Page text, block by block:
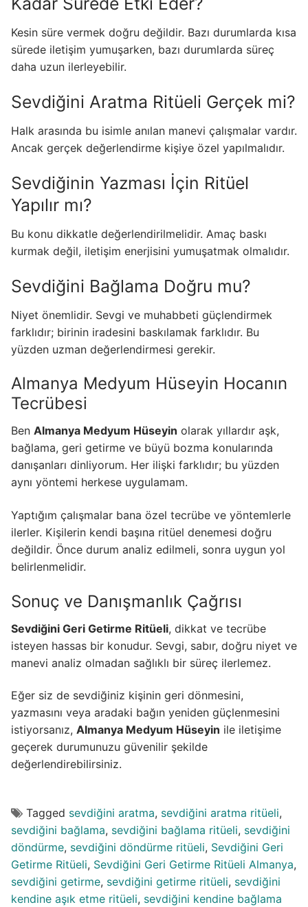
Kesin süre vermek doğru değildir. Bazı durumlarda kısa
sürede iletişim yumuşarken, bazı durumlarda süreç
daha uzun ilerleyebilir.
Sevdiğini Aratma Ritüeli Gerçek mi?
Halk arasında bu isimle anılan manevi çalışmalar vardır.
Ancak gerçek değerlendirme kişiye özel yapılmalıdır.
Sevdiğinin Yazması İçin Ritüel
Yapılır mı?
Bu konu dikkatle değerlendirilmelidir. Amaç baskı
kurmak değil, iletişim enerjisini yumuşatmak olmalıdır.
Sevdiğini Bağlama Doğru mu?
Niyet önemlidir. Sevgi ve muhabbeti güçlendirmek
farklıdır; birinin iradesini baskılamak farklıdır. Bu
yüzden uzman değerlendirmesi gerekir.
Almanya Medyum Hüseyin Hocanın
Tecrübesi
Ben Almanya Medyum Hüseyin olarak yıllardır aşk,
bağlama, geri getirme ve büyü bozma konularında
danışanları dinliyorum. Her ilişki farklıdır; bu yüzden
aynı yöntemi herkese uygulamam.
Yaptığım çalışmalar bana özel tecrübe ve yöntemlerle
ilerler. Kişilerin kendi başına ritüel denemesi doğru
değildir. Önce durum analiz edilmeli, sonra uygun yol
belirlenmelidir.
Sonuç ve Danışmanlık Çağrısı
Sevdiğini Geri Getirme Ritüeli, dikkat ve tecrübe
isteyen hassas bir konudur. Sevgi, sabır, doğru niyet ve
manevi analiz olmadan sağlıklı bir süreç ilerlemez.
Eğer siz de sevdiğiniz kişinin geri dönmesini,
yazmasını veya aradaki bağın yeniden güçlenmesini
istiyorsanız, Almanya Medyum Hüseyin ile iletişime
geçerek durumunuzu güvenilir şekilde
değerlendirebilirsiniz.
Tagged sevdiğini aratma, sevdiğini aratma ritüeli,
sevdiğini bağlama, sevdiğini bağlama ritüeli, sevdiğini
döndürme, sevdiğini döndürme ritüeli, Sevdiğini Geri
Getirme Ritüeli, Sevdiğini Geri Getirme Ritüeli Almanya,
sevdiğini getirme, sevdiğini getirme ritüeli, sevdiğini
kendine aşık etme ritüeli, sevdiğini kendine bağlama